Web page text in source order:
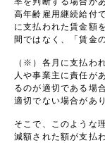
高年齢雇用継続給付
に支払われた賃金額
間ではなく、「賃金
（※）各月に支払わ
人や事業主に責任が
るのが適切である場
適切でない場合があ
そこで、このような
減額された額が支払